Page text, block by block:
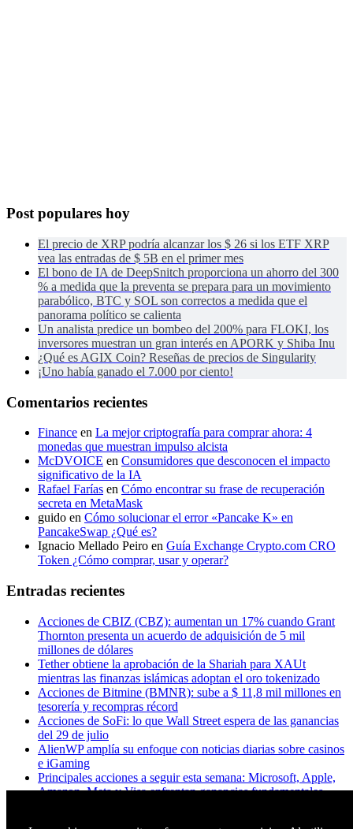
Post populares hoy
El precio de XRP podría alcanzar los $ 26 si los ETF XRP
vea las entradas de $ 5B en el primer mes
El bono de IA de DeepSnitch proporciona un ahorro del 300
% a medida que la preventa se prepara para un movimiento
parabólico, BTC y SOL son correctos a medida que el
panorama político se calienta
Un analista predice un bombeo del 200% para FLOKI, los
inversores muestran un gran interés en APORK y Shiba Inu
¿Qué es AGIX Coin? Reseñas de precios de Singularity
¡Uno había ganado el 7.000 por ciento!
Comentarios recientes
Finance en La mejor criptografía para comprar ahora: 4
monedas que muestran impulso alcista
McDVOICE en Consumidores que desconocen el impacto
significativo de la IA
Rafael Farías en Cómo encontrar su frase de recuperación
secreta en MetaMask
guido en Cómo solucionar el error «Pancake K» en
PancakeSwap ¿Qué es?
Ignacio Mellado Peiro en Guía Exchange Crypto.com CRO
Token ¿Cómo comprar, usar y operar?
Entradas recientes
Acciones de CBIZ (CBZ): aumentan un 17% cuando Grant
Thornton presenta un acuerdo de adquisición de 5 mil
millones de dólares
Tether obtiene la aprobación de la Shariah para XAUt
mientras las finanzas islámicas adoptan el oro tokenizado
Acciones de Bitmine (BMNR): sube a $ 11,8 mil millones en
tesorería y recompras récord
Acciones de SoFi: lo que Wall Street espera de las ganancias
del 29 de julio
AlienWP amplía su enfoque con noticias diarias sobre casinos
e iGaming
Principales acciones a seguir esta semana: Microsoft, Apple,
Amazon, Meta y Visa enfrentan ganancias fundamentales